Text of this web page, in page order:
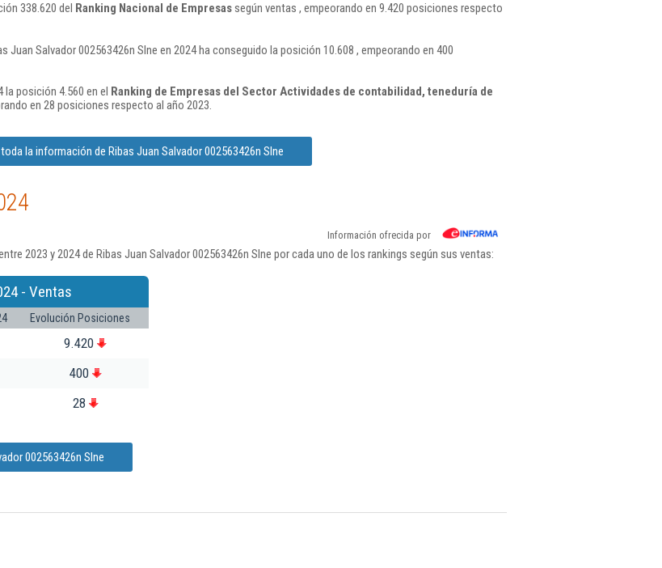
338.620 del Ranking Nacional de Empresassegún ventas , empeorando en 9.420 posiciones respecto
Juan Salvador 002563426n Slne en 2024 ha conseguido la posición 10.608 , empeorando en 400
la posición 4.560 en el Ranking de Empresas del Sector Actividades de contabilidad, teneduría de
en 28 posiciones respecto al año 2023.
la información de Ribas Juan Salvador 002563426n Slne
Información ofrecida por
2023 y 2024 de Ribas Juan Salvador 002563426n Slne por cada uno de los rankings según sus ventas:
- Ventas
Evolución Posiciones
9.420
400
28
002563426n Slne